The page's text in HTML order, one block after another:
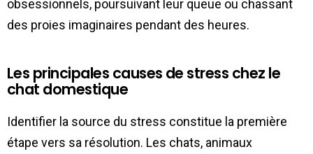
obsessionnels, poursuivant leur queue ou chassant
des proies imaginaires pendant des heures.
Les principales causes de stress chez le
chat domestique
Identifier la source du stress constitue la première
étape vers sa résolution. Les chats, animaux